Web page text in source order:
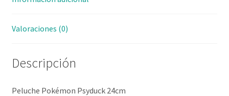
Valoraciones (0)
Descripción
Peluche Pokémon Psyduck 24cm